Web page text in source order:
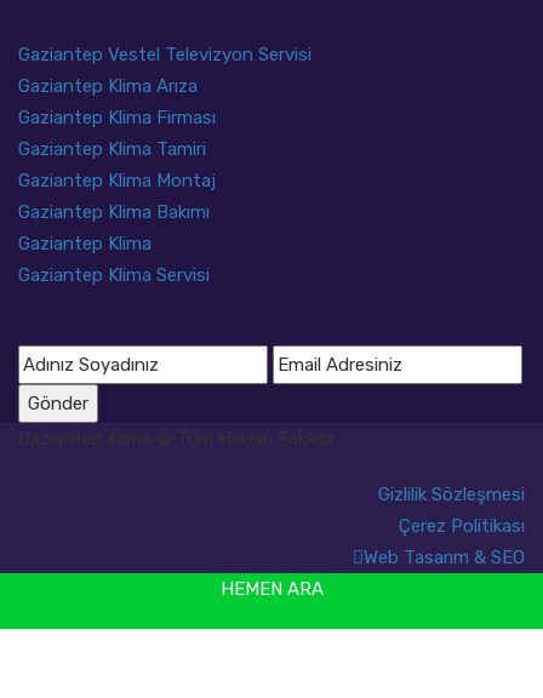
Gaziantep Vestel Televizyon Servisi
Gaziantep Klima Arıza
Gaziantep Klima Firması
Gaziantep Klima Tamiri
Gaziantep Klima Montaj
Gaziantep Klima Bakımı
Gaziantep Klima
Gaziantep Klima Servisi
Gönder
Gaziantep Klima © Tüm Hakları Saklıdır
Gizlilik Sözleşmesi
Çerez Politikası
Web Tasarım & SEO
HEMEN ARA